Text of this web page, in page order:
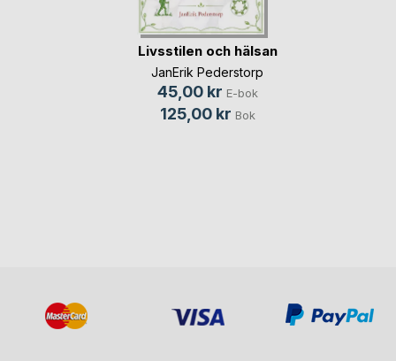
Livsstilen och hälsan
JanErik Pederstorp
45,00 kr E-bok
125,00 kr Bok